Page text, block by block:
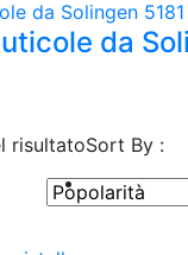
da
risultatoSort By :